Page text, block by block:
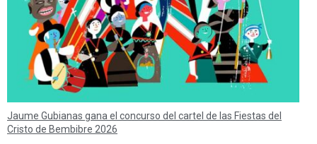
Jaume Gubianas gana el concurso del cartel de las Fiestas del
Cristo de Bembibre 2026